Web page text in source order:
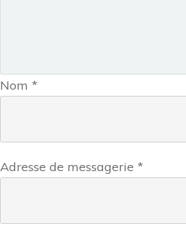
Nom *
Adresse de messagerie *